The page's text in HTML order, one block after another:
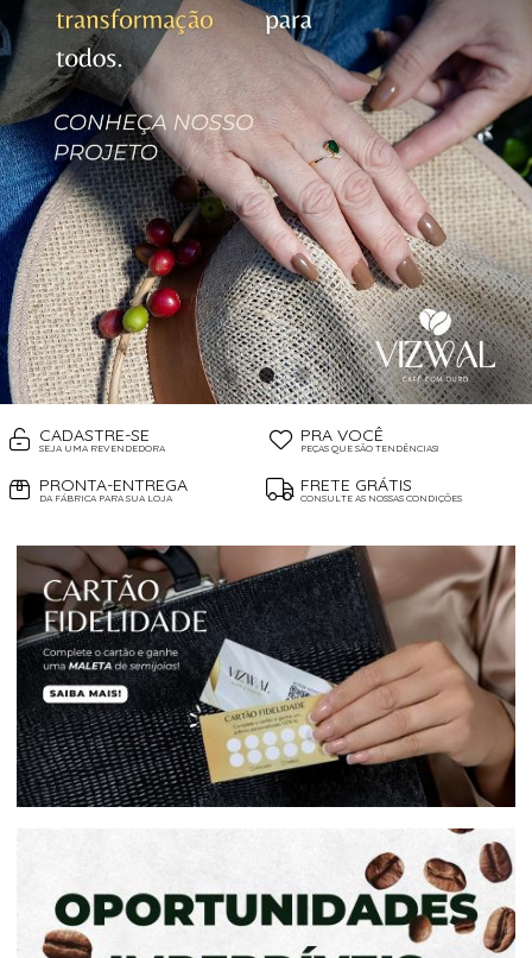
CADASTRE-SE
SEJA UMA REVENDEDORA
PRA VOCÊ
PEÇAS QUE SÃO TENDÊNCIAS!
PRONTA-ENTREGA
DA FÁBRICA PARA SUA LOJA
FRETE GRÁTIS
CONSULTE AS NOSSAS CONDIÇÕES